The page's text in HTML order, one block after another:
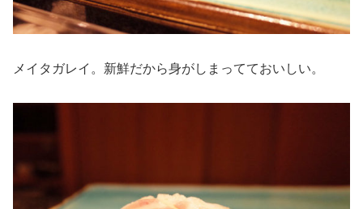
メイタガレイ。新鮮だから身がしまってておいしい。